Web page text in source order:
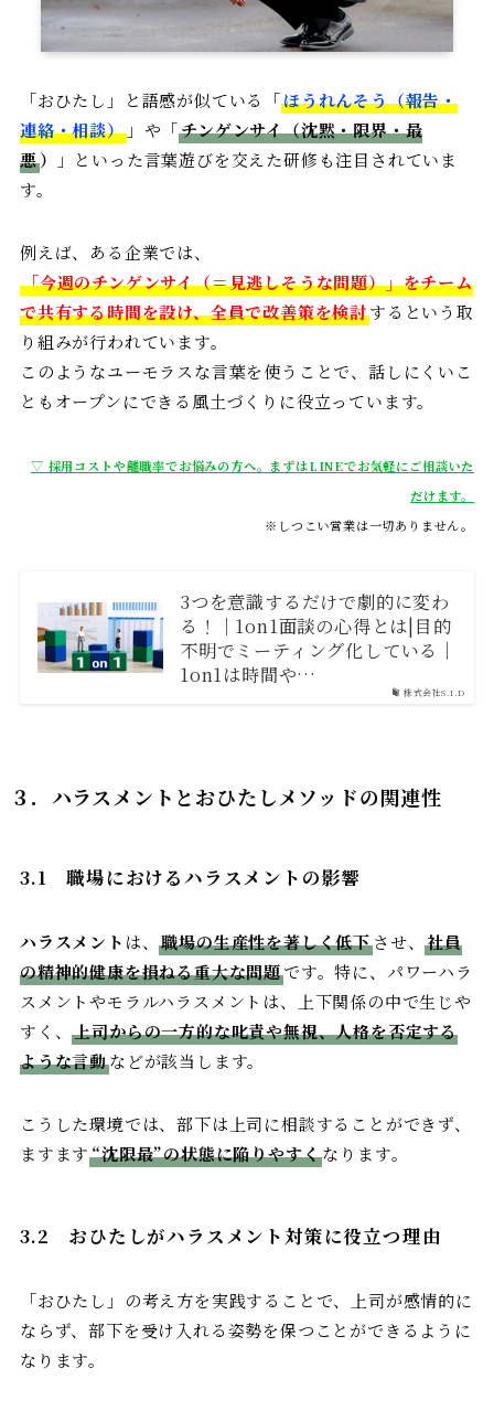
「おひたし」と語感が似ている「ほうれんそう（報告・
連絡・相談）」や「チンゲンサイ（沈黙・限界・最
悪）
」といった言葉遊びを交えた研修も注目されていま
す。
例えば、ある企業では、
「今週のチンゲンサイ（＝見逃しそうな問題）」をチーム
で共有する時間を設け、全員で改善策を検討するという取
り組みが行われています。
このようなユーモラスな言葉を使うことで、話しにくいこ
ともオープンにできる風土づくりに役立っています。
▽ 採用コストや離職率でお悩みの方へ。まずはLINEでお気軽にご相談いた
だけます。
※しつこい営業は一切ありません。
株式会社S.I.D
3つを意識するだけで劇的に変わ
る！｜1on1面談の心得とは|目的
不明でミーティング化している｜
1on1は時間や…
３． ハラスメントとおひたしメソッドの関連性
3.1職場におけるハラスメントの影響
ハラスメント は、職場の生産性を著しく低下させ、社員
の精神的健康を損ねる重大な問題です。特に、パワーハラ
スメントやモラルハラスメントは、上下関係の中で生じや
すく、上司からの一方的な叱責や無視、人格を否定する
ような言動などが該当します。
こうした環境では、部下は上司に相談することができず、
ますます“沈限最”の状態に陥りやすくなります。
3.2 おひたしがハラスメント対策に役立つ理由
「おひたし」の考え方を実践することで、上司が感情的に
ならず、部下を受け入れる姿勢を保つことができるように
なります。